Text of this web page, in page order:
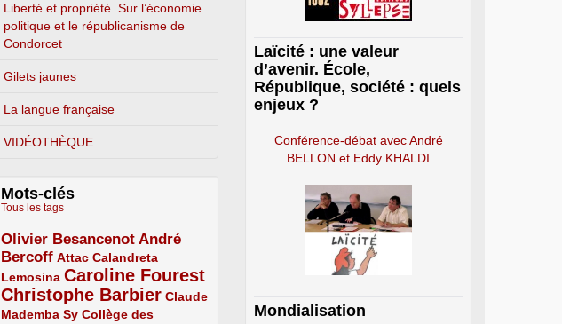
Liberté et propriété. Sur l’économie
politique et le républicanisme de
Condorcet
Gilets jaunes
La langue française
VIDÉOTHÈQUE
Mots-clés
Tous les tags
Olivier Besancenot
3/5
André
Bercoff
3/5 Attac
2/5
Calandreta
Lemosina
2/5 Caroline Fourest
4/5
Christophe Barbier
4/5
Claude
Mademba Sy
2/5
Collège des
Laïcité : une valeur
d’avenir. École,
République, société : quels
enjeux ?
Conférence-débat avec André
BELLON et Eddy KHALDI
Mondialisation